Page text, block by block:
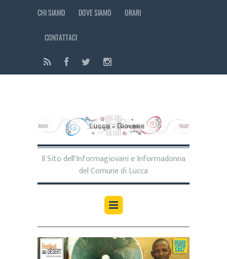
CHI SIAMO DOVE SIAMO ORARI
CONTATTACI
Il Sito dell'Informagiovani e Informadonna
del Comune di Lucca